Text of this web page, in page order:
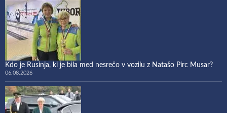
Kdo je Rusinja, ki je bila med nesrečo v vozilu z Natašo Pirc Musar?
06.08.2026